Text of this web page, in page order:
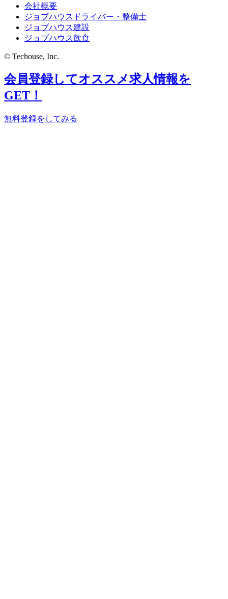
会社概要
ジョブハウスドライバー・整備士
ジョブハウス建設
ジョブハウス飲食
© Techouse, Inc.
会員登録してオススメ求人情報を
GET！
無料登録をしてみる